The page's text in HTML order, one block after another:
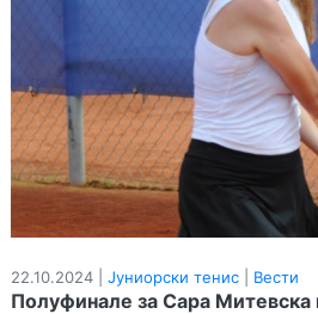
22.10.2024 | Јуниорски тенис Вести
Полуфинале за Сара Митевска